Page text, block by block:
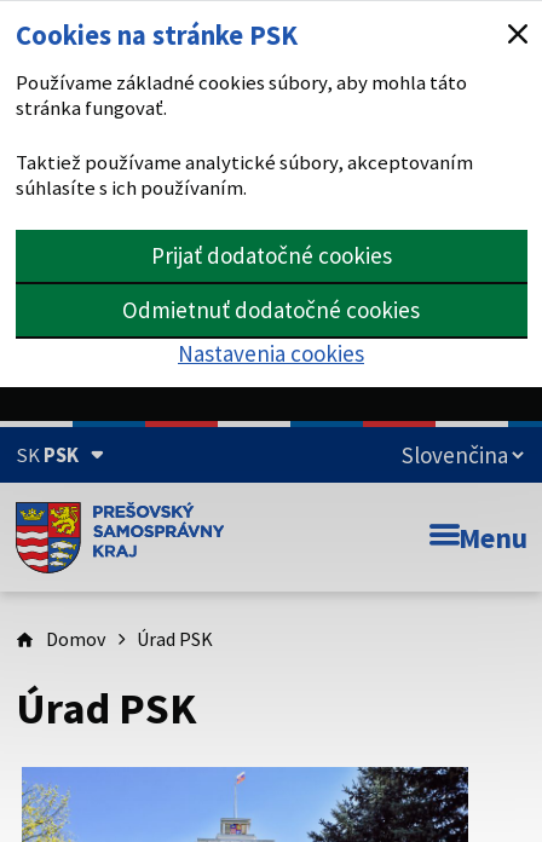
Cookies na stránke PSK
Používame základné cookies súbory, aby mohla táto
stránka fungovať.
Taktiež používame analytické súbory, akceptovaním
súhlasíte s ich používaním.
Prijať dodatočné cookies
Odmietnuť dodatočné cookies
Nastavenia cookies
SKPSK
Doména psk.sk je oficiálna
Toto je oficiálna webová stránka Prešovského
psk.sk.
Táto stránka je zabezpečená
cez zabezpečenú webovú stránku. Zabezpečená stránka
vždy začína https:// pred názvom domény webového sídla.
Menu
Domov Úrad PSK
Úrad PSK